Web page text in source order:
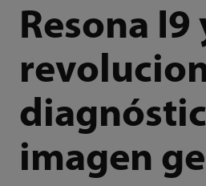
Resona I9
imagen